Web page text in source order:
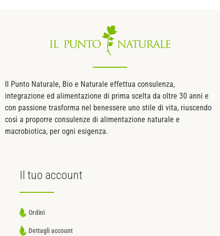
Il Punto Naturale, Bio e Naturale effettua consulenza,
integrazione ed alimentazione di prima scelta da oltre 30 anni e
con passione trasforma nel benessere uno stile di vita, riuscendo
così a proporre consulenze di alimentazione naturale e
macrobiotica, per ogni esigenza.
Il tuo account
Ordini
Dettagli account